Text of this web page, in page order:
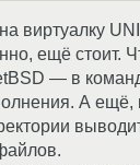
виртуалку
ещё стоит.
— в
А ещё,